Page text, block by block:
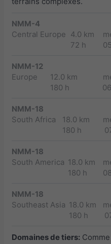
NMM-4
Central Europe 4.0 km
72 h
NMM-12
Europe
12.0 km
180 h
NMM-18
South Africa
18.0 km
180 h
NMM-18
South America 18.0 km
180 h
NMM-18
Southeast Asia 18.0 km
180 h
Domaines de tiers: